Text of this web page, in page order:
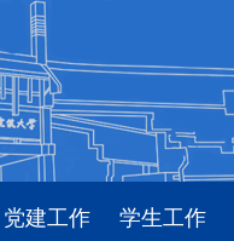
党建工作 学生工作